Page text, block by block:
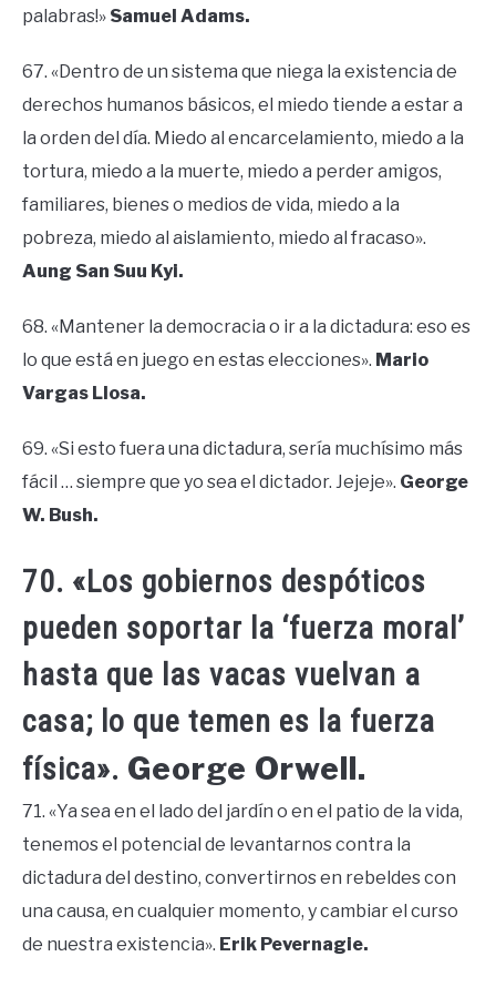
palabras!» Samuel Adams.
67. «Dentro de un sistema que niega la existencia de
derechos humanos básicos, el miedo tiende a estar a
la orden del día. Miedo al encarcelamiento, miedo a la
tortura, miedo a la muerte, miedo a perder amigos,
familiares, bienes o medios de vida, miedo a la
pobreza, miedo al aislamiento, miedo al fracaso».
Aung San Suu Kyi.
68. «Mantener la democracia o ir a la dictadura: eso es
lo que está en juego en estas elecciones». Mario
Vargas Llosa.
69. «Si esto fuera una dictadura, sería muchísimo más
fácil … siempre que yo sea el dictador. Jejeje». George
W. Bush.
70. «Los gobiernos despóticos
pueden soportar la ‘fuerza moral’
hasta que las vacas vuelvan a
casa; lo que temen es la fuerza
física». George Orwell.
71. «Ya sea en el lado del jardín o en el patio de la vida,
tenemos el potencial de levantarnos contra la
dictadura del destino, convertirnos en rebeldes con
una causa, en cualquier momento, y cambiar el curso
de nuestra existencia». Erik Pevernagie.